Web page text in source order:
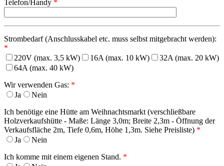
Telefon/Handy *
Strombedarf (Anschlusskabel etc. muss selbst mitgebracht werden):
*
220V (max. 3,5 kW)
16A (max. 10 kW)
32A (max. 20 kW)
64A (max. 40 kW)
Wir verwenden Gas: *
Ja
Nein
Ich benötige eine Hütte am Weihnachtsmarkt (verschließbare
Holzverkaufshütte - Maße: Länge 3,0m; Breite 2,3m - Öffnung der
Verkaufsfläche 2m, Tiefe 0,6m, Höhe 1,3m. Siehe Preisliste) *
Ja
Nein
Ich komme mit einem eigenen Stand. *